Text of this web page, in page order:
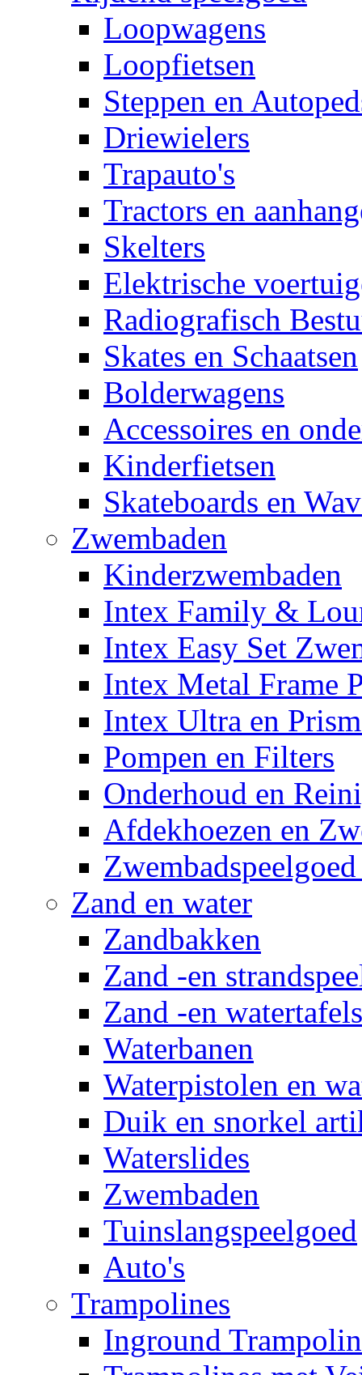
Loopwagens
Loopfietsen
Steppen en
Driewielers
Trapauto's
Tractors en
Skelters
Elektrische
Radiografisch
Skates en Schaatsen
Bolderwagens
Accessoires en
Kinderfietsen
Skateboards en
Zwembaden
Kinderzwembaden
Intex Family &
Intex Easy Set
Intex Metal Frame
Intex Ultra en
Pompen en Filters
Onderhoud en
Afdekhoezen en
Zand en water
Zandbakken
Zand -en
Zand -en watertafels
Waterbanen
Waterpistolen en
Duik en snorkel
Waterslides
Zwembaden
Tuinslangspeelgoed
Auto's
Trampolines
Inground